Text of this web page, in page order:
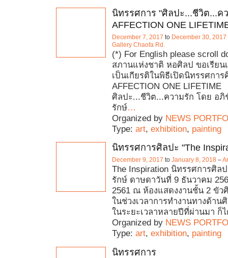
นิทรรศการ "ศิลปะ...ชีวิต...ค
AFFECTION ONE
December 7, 2017 to December 30, 2017
Gallery Chaofa Rd.
(*) For English please scroll
สภานแห่งชาติ หอศิลป ขอเรียน
เป็นเกียรติในพิธีเปิดนิทรรศการ
AFFECTION ONE LIFETIME
ศิลปะ...ชีวิต...ความรัก โดย อภิ
รักษ์…
Organized by NEWS
Type: art, exhibition, painting
นิทรรศการศิลปะ "The
December 9, 2017 to January 8, 2018 –
The Inspiration นิทรรศการศิล
รักษ์ ดาษดาวันที่ 9 ธันวาคม
2561 ณ ห้องแสดงงานชั้น 2 ขัว
ในช่วงเวลาการทำงานทางด้าน
ในระยะเวลาหลายปีที่ผ่านมา ก็
Organized by NEWS
Type: art, exhibition, painting
นิทรรศการ